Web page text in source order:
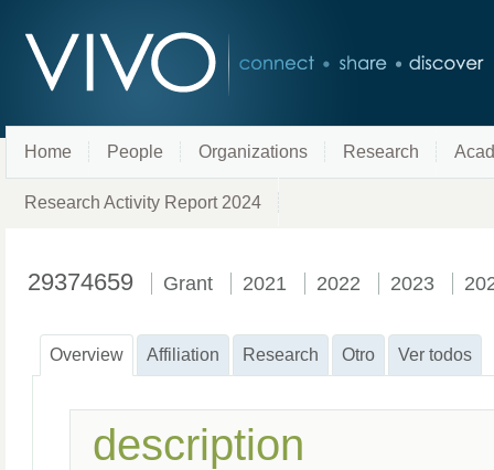
Home People Organizations Research
Research Activity Report 2024
29374659 Grant 2021 2022 2023
Overview Affiliation Research Otro Ver todos
description